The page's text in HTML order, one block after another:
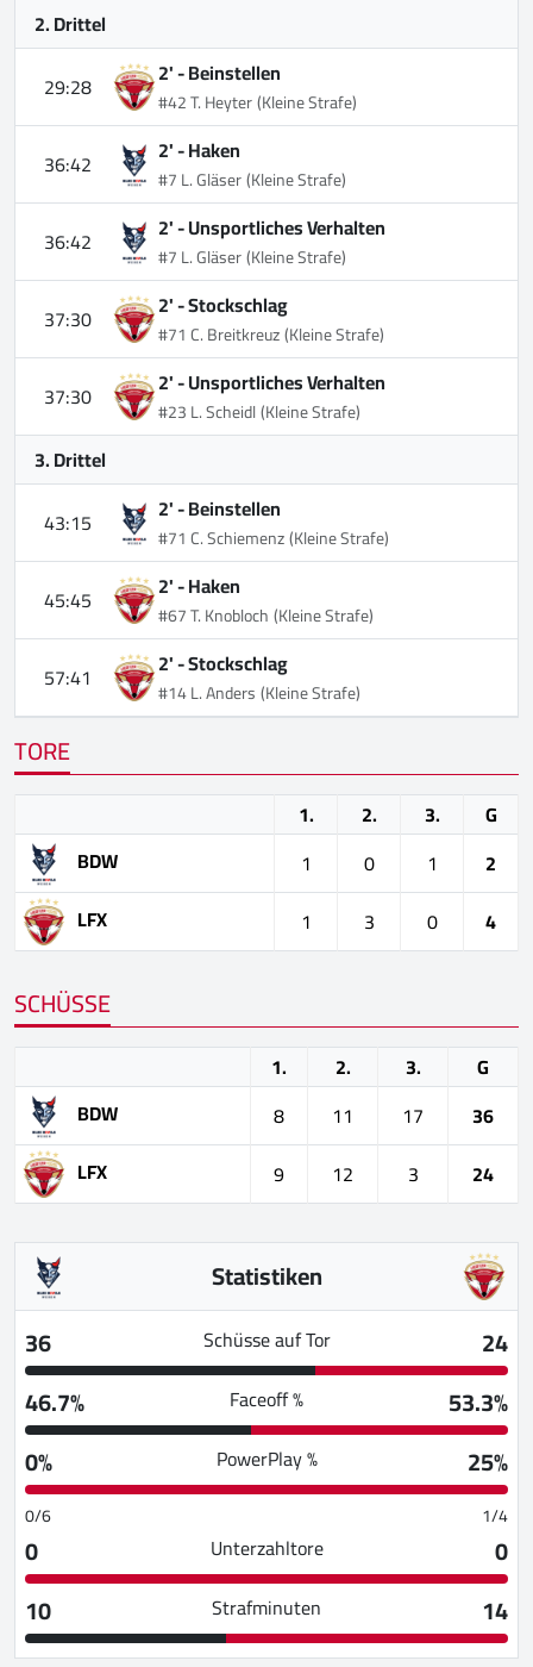
2. Drittel
29:28
2' -Beinstellen
#42 T. Heyter(Kleine Strafe)
36:42 2' -Haken
#7 L. Gläser(Kleine Strafe)
36:42 2' -Unsportliches Verhalten
#7 L. Gläser(Kleine Strafe)
37:30 2' -Stockschlag
#71 C. Breitkreuz(Kleine Strafe)
37:30 2' -Unsportliches Verhalten
#23 L. Scheidl(Kleine Strafe)
3. Drittel
43:15
2' -Beinstellen
#71 C. Schiemenz(Kleine Strafe)
45:45 2' -Haken
#67 T. Knobloch(Kleine Strafe)
57:41 2' -Stockschlag
#14 L. Anders(Kleine Strafe)
TORE
1. 2. 3.
G
BDW
1 0 1
2
LFX
1 3 0 4
SCHÜSSE
1. 2. 3.
G
BDW
8 11 17
36
LFX
9 12 3 24
Statistiken
36
Schüsse auf Tor
24
46.7%
Faceoff %
53.3%
0%
PowerPlay % 25%
0/6 1/4
0 Unterzahltore
0
10
Strafminuten
14